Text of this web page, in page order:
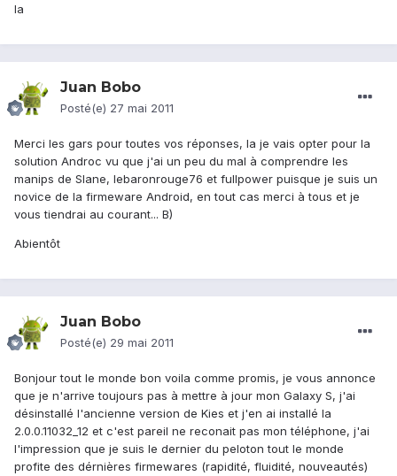
la
Juan Bobo
Posté(e) 27 mai 2011
Merci les gars pour toutes vos réponses, la je vais opter pour la
solution Androc vu que j'ai un peu du mal à comprendre les
manips de Slane, lebaronrouge76 et fullpower puisque je suis un
novice de la firmeware Android, en tout cas merci à tous et je
vous tiendrai au courant... B)
Abientôt
Juan Bobo
Posté(e) 29 mai 2011
Bonjour tout le monde bon voila comme promis, je vous annonce
que je n'arrive toujours pas à mettre à jour mon Galaxy S, j'ai
désinstallé l'ancienne version de Kies et j'en ai installé la
2.0.0.11032_12 et c'est pareil ne reconait pas mon téléphone, j'ai
l'impression que je suis le dernier du peloton tout le monde
profite des dérnières firmewares (rapidité, fluidité, nouveautés)